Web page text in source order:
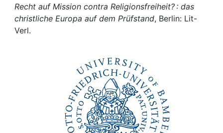
My FIS
Recht auf Mission contra Religionsfreiheit? : das
christliche Europa auf dem Prüfstand, Berlin: Lit-
Verl.